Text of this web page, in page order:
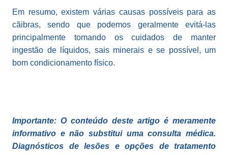
Em resumo, existem várias causas possíveis para as
cãibras, sendo que podemos geralmente evitá-las
principalmente tomando os cuidados de manter
ingestão de líquidos, sais minerais e se possível, um
bom condicionamento físico.
Importante: O conteúdo deste artigo é meramente
informativo e não substitui uma consulta médica.
Diagnósticos de lesões e opções de tratamento